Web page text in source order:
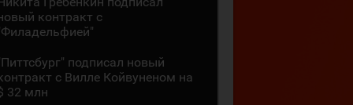
контракт с
подписал новый
с Вилле Койвуненом на
32 млн